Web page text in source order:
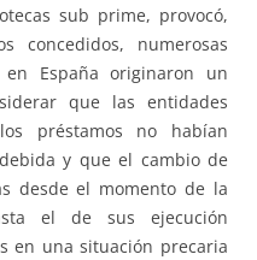
sub prime, provocó,
concedidos, numerosas
en España originaron un
que las entidades
préstamos no habían
y que el cambio de
desde el momento de la
el de sus ejecución
en una situación precaria